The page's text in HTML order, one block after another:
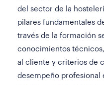
del sector de la
pilares fundamentales
través de la formación
conocimientos
al cliente y criterios de
desempeño profesional